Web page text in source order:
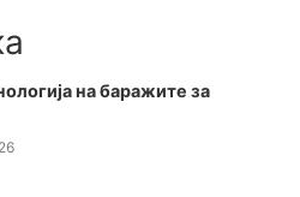
на баражите за